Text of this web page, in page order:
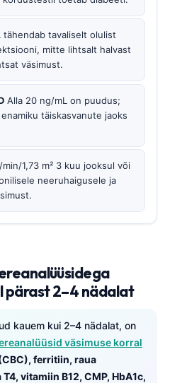
tähendab tavaliselt olulist
mitte lihtsalt halvast
väsimust.
Alla 20 ng/mL on puudus;
täiskasvanute jaoks
1,73 m² 3 kuu jooksul või
neeruhaigusele ja
pärast 2–4 nädalat
kauem kui 2–4 nädalat, on
väsimuse korral
ferritiin, raua
vitamiin B12, CMP, HbA1c,